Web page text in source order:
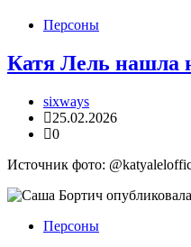
Персоны
Катя Лель нашла
sixways
25.02.2026
0
Источник фото:
Персоны